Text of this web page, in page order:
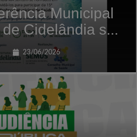
Municipal
Cidelândia s...
23/06/2026